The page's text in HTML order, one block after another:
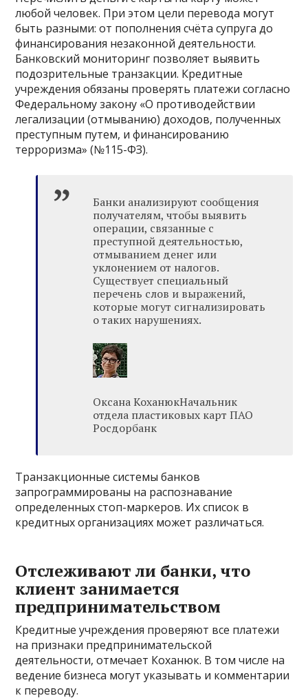
любой человек. При этом цели перевода могут
быть разными: от пополнения счёта супруга до
финансирования незаконной деятельности.
Банковский мониторинг позволяет выявить
подозрительные транзакции. Кредитные
учреждения обязаны проверять платежи согласно
Федеральному закону «О противодействии
легализации (отмыванию) доходов, полученных
преступным путем, и финансированию
терроризма» (№115-ФЗ).
Банки анализируют сообщения
получателям, чтобы выявить
операции, связанные с
преступной деятельностью,
отмыванием денег или
уклонением от налогов.
Существует специальный
перечень слов и выражений,
которые могут сигнализировать
о таких нарушениях.
Оксана КоханюкНачальник
отдела пластиковых карт ПАО
Росдорбанк
Транзакционные системы банков
запрограммированы на распознавание
определенных стоп-маркеров. Их список в
кредитных организациях может различаться.
Отслеживают ли банки, что
клиент занимается
предпринимательством
Кредитные учреждения проверяют все платежи
на признаки предпринимательской
деятельности, отмечает Коханюк. В том числе на
ведение бизнеса могут указывать и комментарии
к переводу.